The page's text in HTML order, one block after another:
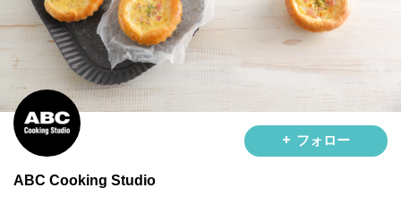
フォロー
ABC Cooking Studio